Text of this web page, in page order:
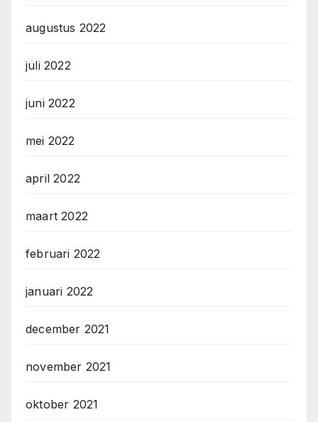
augustus 2022
juli 2022
juni 2022
mei 2022
april 2022
maart 2022
februari 2022
januari 2022
december 2021
november 2021
oktober 2021